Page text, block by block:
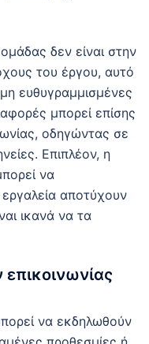
δεν είναι στην
του έργου, αυτό
ευθυγραμμισμένες
μπορεί επίσης
οδηγώντας σε
Επιπλέον, η
να
αποτύχουν
ικανά να τα
να εκδηλωθούν